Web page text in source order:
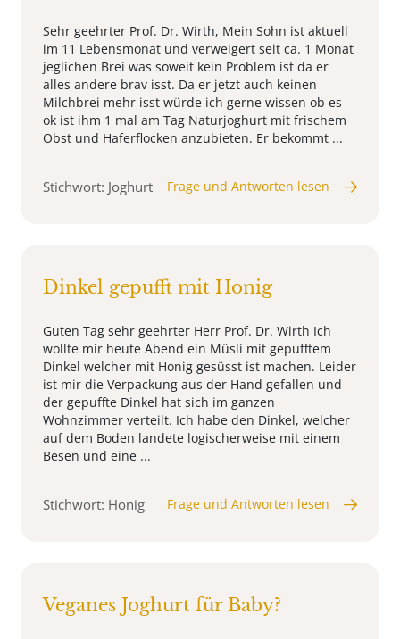
Sehr geehrter Prof. Dr. Wirth, Mein Sohn ist aktuell
im 11 Lebensmonat und verweigert seit ca. 1 Monat
jeglichen Brei was soweit kein Problem ist da er
alles andere brav isst. Da er jetzt auch keinen
Milchbrei mehr isst würde ich gerne wissen ob es
ok ist ihm 1 mal am Tag Naturjoghurt mit frischem
Obst und Haferflocken anzubieten. Er bekommt ...
Stichwort: Joghurt Frage und Antworten lesen
Dinkel gepufft mit Honig
Guten Tag sehr geehrter Herr Prof. Dr. Wirth Ich
wollte mir heute Abend ein Müsli mit gepufftem
Dinkel welcher mit Honig gesüsst ist machen. Leider
ist mir die Verpackung aus der Hand gefallen und
der gepuffte Dinkel hat sich im ganzen
Wohnzimmer verteilt. Ich habe den Dinkel, welcher
auf dem Boden landete logischerweise mit einem
Besen und eine ...
Stichwort: Honig Frage und Antworten lesen
Veganes Joghurt für Baby?